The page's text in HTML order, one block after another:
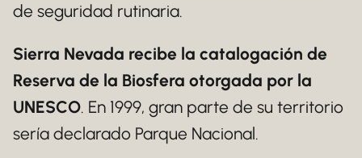
de seguridad rutinaria.
Sierra Nevada recibe la catalogación de
Reserva de la Biosfera otorgada por la
UNESCO. En 1999, gran parte de su territorio
sería declarado Parque Nacional.